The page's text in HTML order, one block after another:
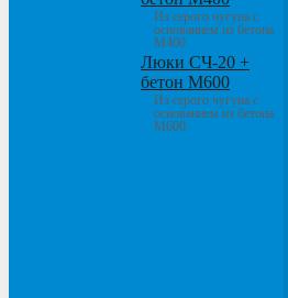
Из серого чугуна с
основанием из бетона
М400
Люки СЧ-20 +
бетон М600
Из серого чугуна с
основанием из бетона
М600